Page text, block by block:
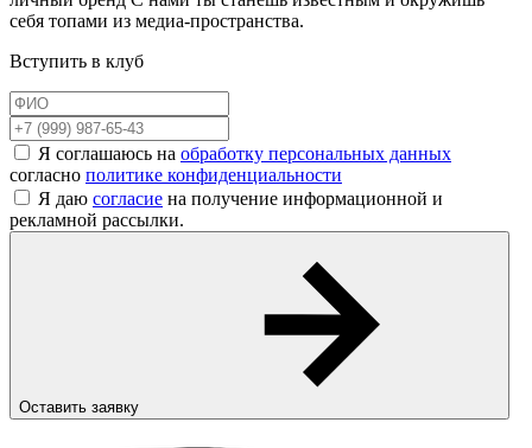
себя топами из медиа-пространства.
Вступить в клуб
Я соглашаюсь на обработку персональных данных
согласно политике конфиденциальности
Я даю согласие на получение информационной и
рекламной рассылки.
Оставить заявку